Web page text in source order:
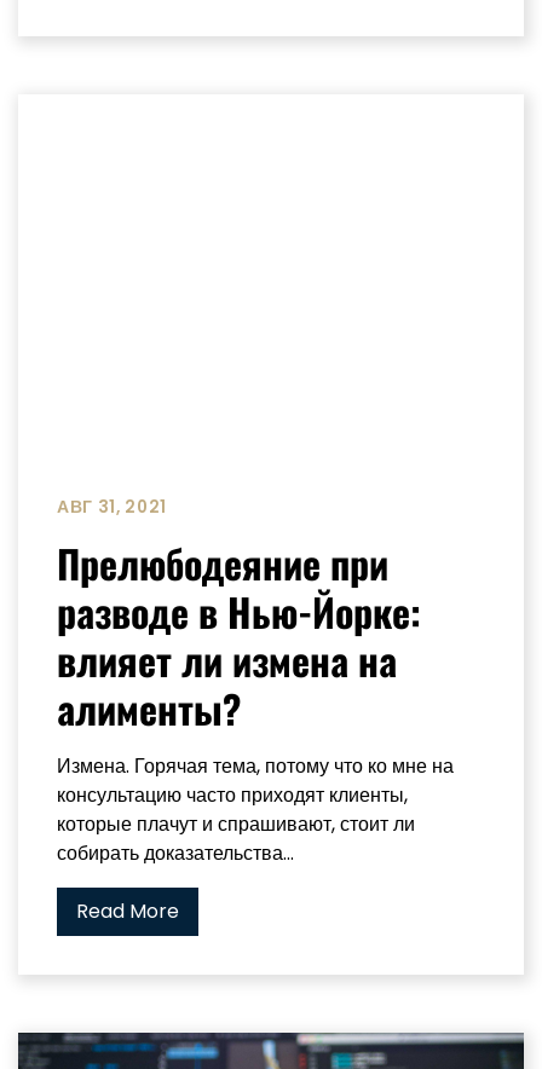
АВГ 31, 2021
Прелюбодеяние при
разводе в Нью-Йорке:
влияет ли измена на
алименты?
Измена. Горячая тема, потому что ко мне на
консультацию часто приходят клиенты,
которые плачут и спрашивают, стоит ли
собирать доказательства...
Read More